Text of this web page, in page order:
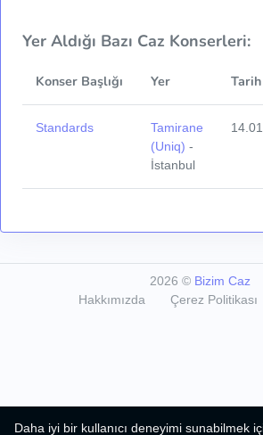
Yer Aldığı Bazı Caz Konserleri:
Konser Başlığı Yer Tarih
Standards
Tamirane
(Uniq) -
İstanbul
2026 © Bizim Caz
Hakkımızda
Çerez Politikası
Daha iyi bir kullanıcı deneyimi sunabilmek